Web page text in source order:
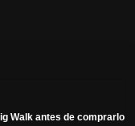
Walk antes de comprarlo